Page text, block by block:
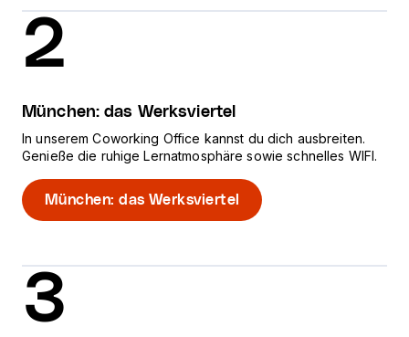
2
München: das Werksviertel
In unserem Coworking Office kannst du dich ausbreiten.
Genieße die ruhige Lernatmosphäre sowie schnelles WIFI.
München: das Werksviertel
3